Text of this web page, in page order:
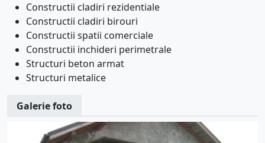
Constructii cladiri rezidentiale
Constructii cladiri birouri
Constructii spatii comerciale
Constructii inchideri perimetrale
Structuri beton armat
Structuri metalice
Galerie foto